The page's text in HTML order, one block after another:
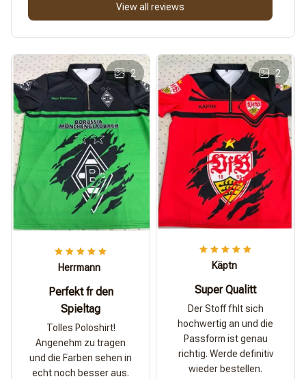
View all reviews
2
Herrmann
Perfekt fr den
Spieltag
Tolles Poloshirt!
Angenehm zu tragen
und die Farben sehen in
echt noch besser aus.
2
Käptn
Super Qualitt
Der Stoff fhlt sich
hochwertig an und die
Passform ist genau
richtig. Werde definitiv
wieder bestellen.